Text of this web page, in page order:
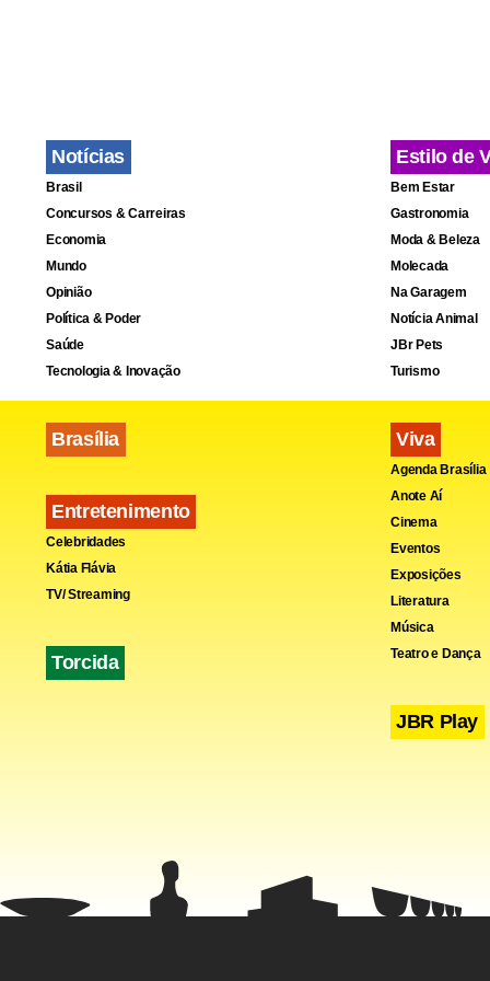
“Acho que
Está difícil,
sair de
Fora dos
Coelho é
Notícias
Brasil
Concursos & Carreiras
Economia
Mundo
Opinião
Política & Poder
Saúde
Tecnologia & Inovação
Brasília
Entretenimento
Celebridades
Kátia Flávia
TV/ Streaming
Torcida
Estilo de
Bem Estar
Gastronomia
Moda & Beleza
Molecada
Na Garagem
Notícia Animal
JBr Pets
Turismo
Viva
Agenda Brasília
Anote Aí
Cinema
Eventos
Exposições
Literatura
Música
Teatro e Dança
JBR Play